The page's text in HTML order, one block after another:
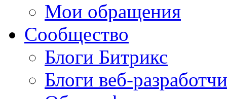
Мои обращения
Сообщество
Блоги Битрикс
Блоги веб-